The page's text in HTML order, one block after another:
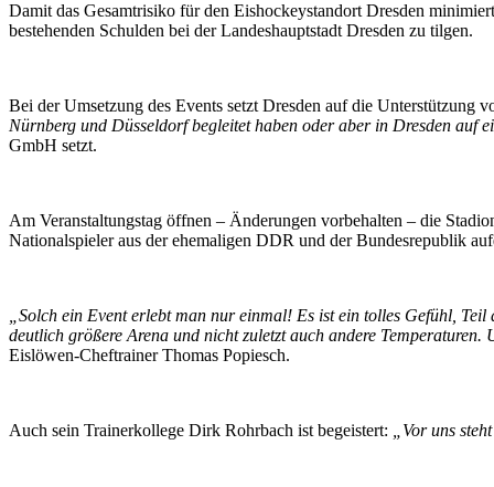
Damit das Gesamtrisiko für den Eishockeystandort Dresden
bestehenden Schulden bei der Landeshauptstadt Dresden zu tilgen.
Bei der Umsetzung des Events setzt Dresden auf die Unterstützung
Nürnberg und Düsseldorf begleitet haben oder aber in Dresden auf
GmbH setzt.
Am Veranstaltungstag öffnen – Änderungen vorbehalten – die
Nationalspieler aus der ehemaligen DDR und der Bundesrepublik
„Solch ein Event erlebt man nur einmal! Es ist ein tolles Gefühl,
deutlich größere Arena und nicht zuletzt auch andere
Eislöwen-Cheftrainer Thomas Popiesch.
Auch sein Trainerkollege Dirk Rohrbach ist begeistert: „Vor uns